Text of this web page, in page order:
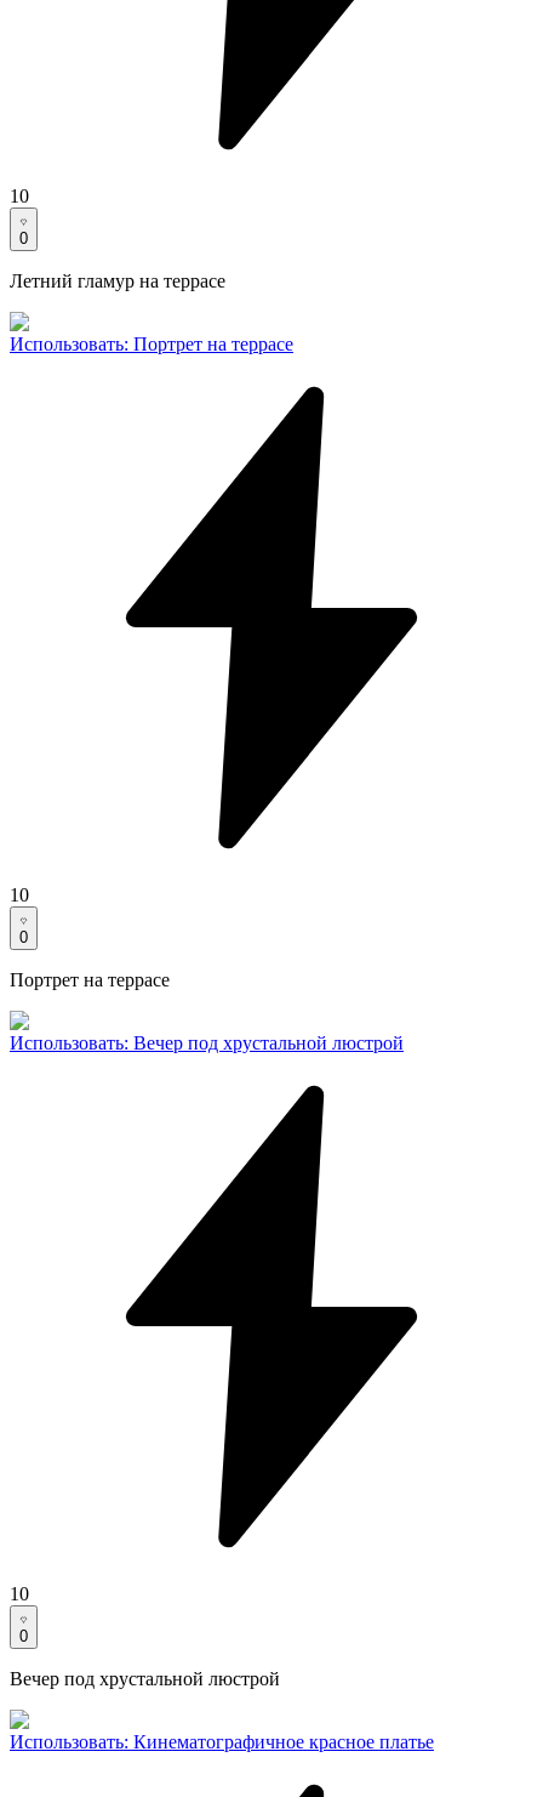
10
0
Летний гламур на террасе
Использовать: Портрет на террасе
10
0
Портрет на террасе
Использовать: Вечер под хрустальной люстрой
10
0
Вечер под хрустальной люстрой
Использовать: Кинематографичное красное платье